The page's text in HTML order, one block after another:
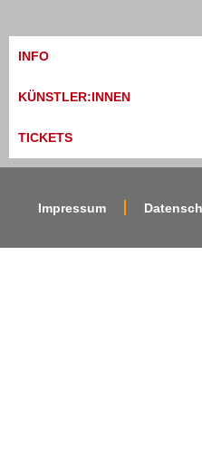
INFO
KÜNSTLER:INNEN
TICKETS
Impressum